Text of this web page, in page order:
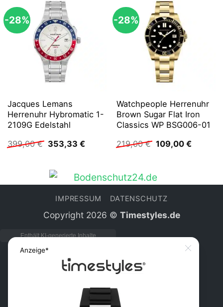
-28%
Jacques Lemans
Herrenuhr Hybromatic 1-
2109G Edelstahl
399,00€ Ursprünglicher
Preis
353,33 €Aktueller
-28%
Watchpeople Herrenuhr
Brown Sugar Flat Iron
Classics WP BSG006-01
219,00€ Ursprünglicher
Preis
109,00 €
IMPRESSUM DATENSCHUTZ
Copyright 2026 © Timestyles.de
Anzeige* Close